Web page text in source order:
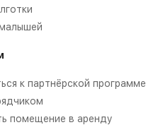
к партнёрской программе
помещение в аренду